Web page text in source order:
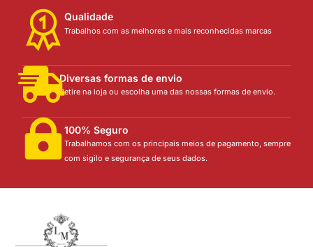
Qualidade
Trabalhos com as melhores e mais reconhecidas marcas
Diversas formas de envio
Retire na loja ou escolha uma das nossas formas de envio.
100% Seguro
Trabalhamos com os principais meios de pagamento, sempre
com sigilo e segurança de seus dados.